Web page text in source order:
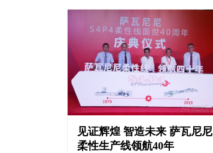
见证辉煌 智造未来 萨瓦尼尼
柔性生产线领航40年